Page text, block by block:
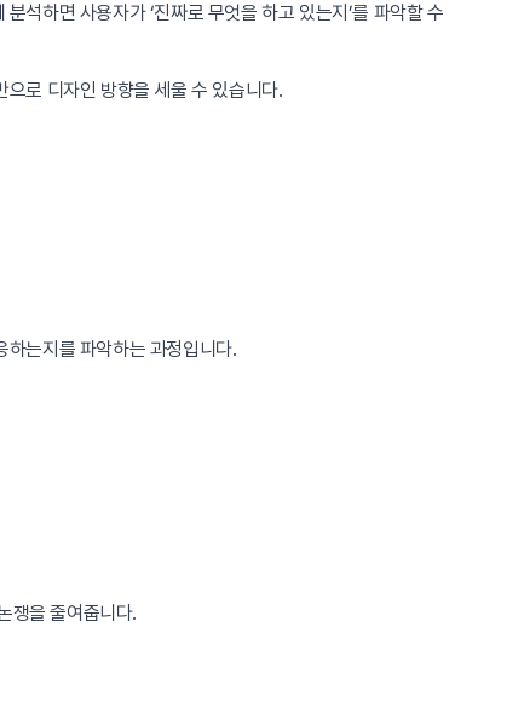
석하면 사용자가 ‘진짜로 무엇을 하고 있는지’를 파악할 수
로 디자인 방향을 세울 수 있습니다.
하는지를 파악하는 과정입니다.
쟁을 줄여줍니다.